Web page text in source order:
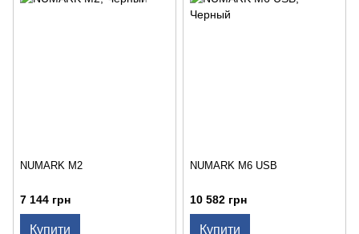
NUMARK M2
7 144 грн
Купити
NUMARK M6 USB
10 582 грн
Купити